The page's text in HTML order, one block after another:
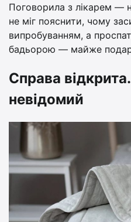
Поговорила з лікарем —
не міг пояснити, чому
випробуванням, а
бадьорою — майже
Справа
невідомий